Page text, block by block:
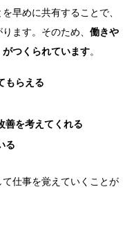
早めに共有することで、
ます。そのため、 働きや
つくられています。
もらえる
善を考えてくれる
る
仕事を覚えていくことが